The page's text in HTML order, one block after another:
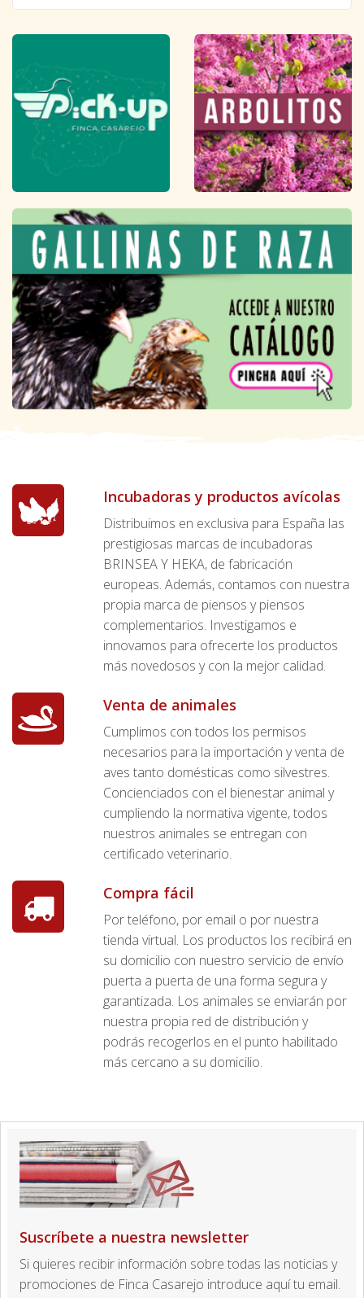
Incubadoras y productos avícolas
Distribuimos en exclusiva para España las
prestigiosas marcas de incubadoras
BRINSEA Y HEKA, de fabricación
europeas. Además, contamos con nuestra
propia marca de piensos y piensos
complementarios. Investigamos e
innovamos para ofrecerte los productos
más novedosos y con la mejor calidad.
Venta de animales
Cumplimos con todos los permisos
necesarios para la importación y venta de
aves tanto domésticas como silvestres.
Concienciados con el bienestar animal y
cumpliendo la normativa vigente, todos
nuestros animales se entregan con
certificado veterinario.
Compra fácil
Por teléfono, por email o por nuestra
tienda virtual. Los productos los recibirá en
su domicilio con nuestro servicio de envío
puerta a puerta de una forma segura y
garantizada. Los animales se enviarán por
nuestra propia red de distribución y
podrás recogerlos en el punto habilitado
más cercano a su domicilio.
Suscríbete a nuestra newsletter
Si quieres recibir información sobre todas las noticias y
promociones de Finca Casarejo introduce aquí tu email.